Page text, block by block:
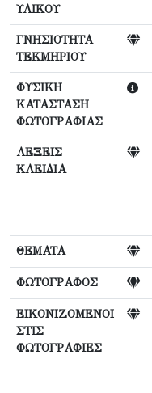
ΥΛΙΚΟΥ
ΓΝΗΣΙΟΤΗΤΑ
ΤΕΚΜΗΡΙΟΥ
ΦΥΣΙΚΗ
ΚΑΤΑΣΤΑΣΗ
ΦΩΤΟΓΡΑΦΙΑΣ
ΛΕΞΕΙΣ
ΚΛΕΙΔΙΑ
ΘΕΜΑΤΑ
ΦΩΤΟΓΡΑΦΟΣ
ΕΙΚΟΝΙΖΟΜΕΝΟΙ
ΣΤΙΣ
ΦΩΤΟΓΡΑΦΙΕΣ